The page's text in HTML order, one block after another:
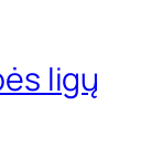
ligų